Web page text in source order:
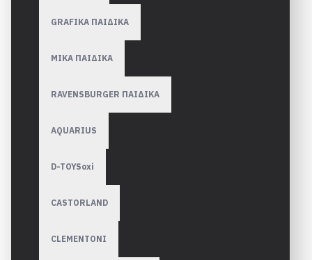
GRAFIKA ΠΑΙΔΙΚΑ
MIKA ΠΑΙΔΙΚΑ
RAVENSBURGER ΠΑΙΔΙΚA
AQUARIUS
D-TOYSoxi
CASTORLAND
CLEMENTONI